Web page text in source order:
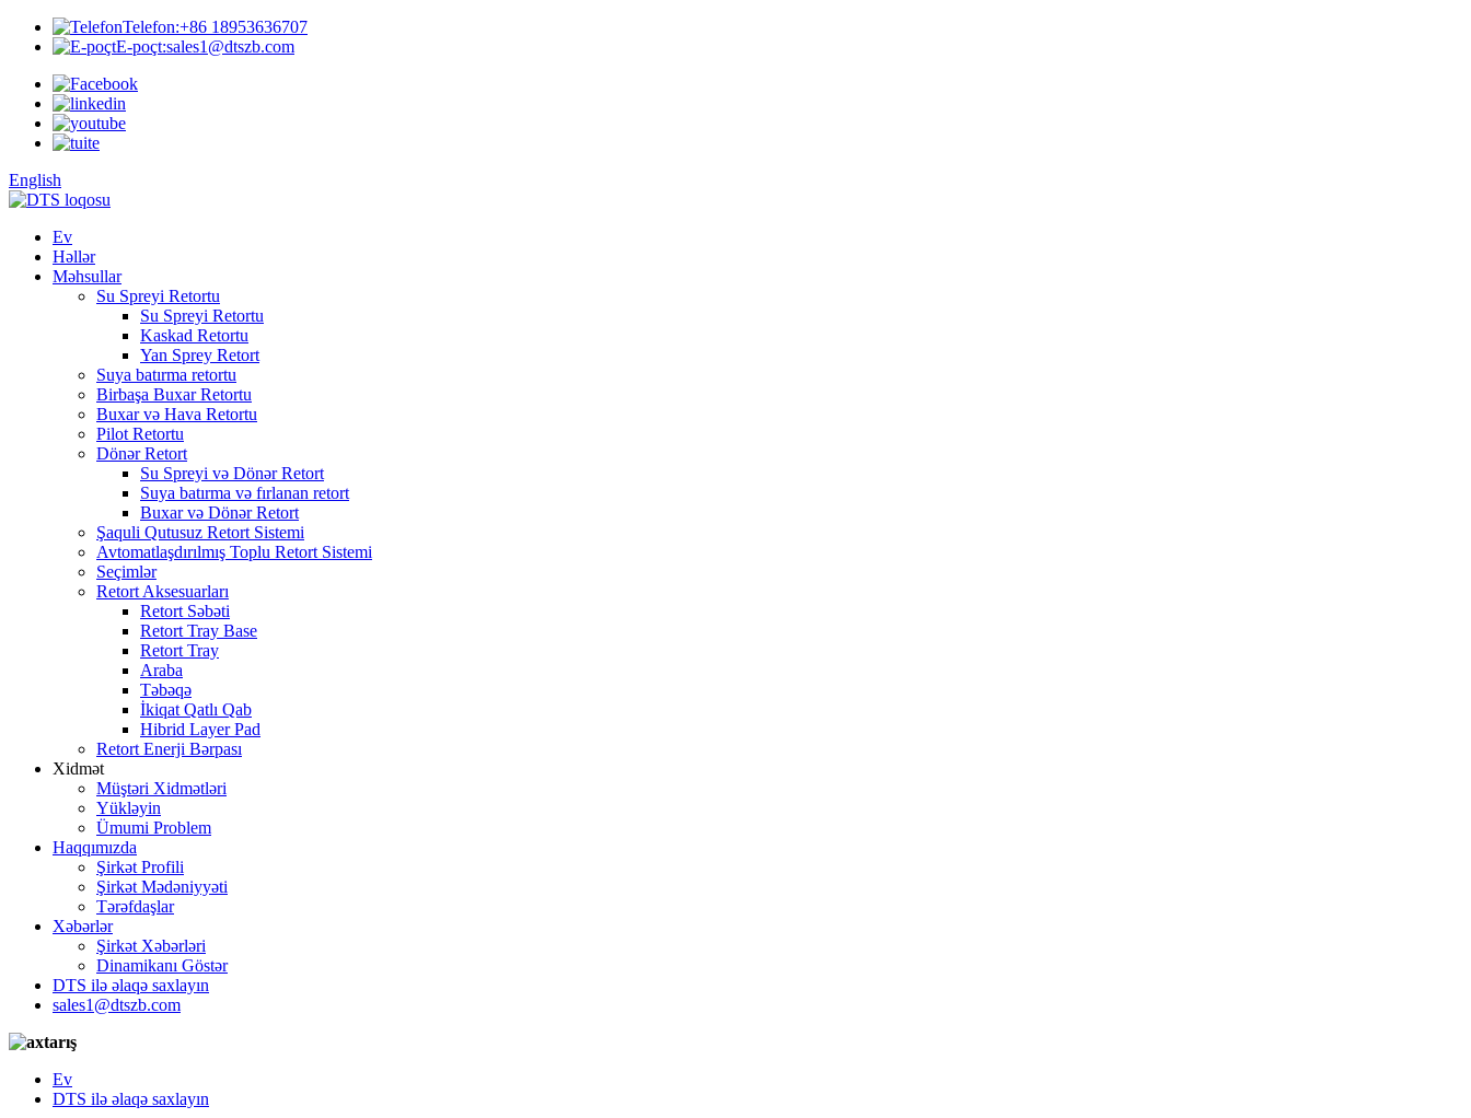
Telefon:+86 18953636707
E-poçt:sales1@dtszb.com
English
Ev
Həllər
Məhsullar
Su Spreyi Retortu
Su Spreyi Retortu
Kaskad Retortu
Yan Sprey Retort
Suya batırma retortu
Birbaşa Buxar Retortu
Buxar və Hava Retortu
Pilot Retortu
Dönər Retort
Su Spreyi və Dönər Retort
Suya batırma və fırlanan retort
Buxar və Dönər Retort
Şaquli Qutusuz Retort Sistemi
Avtomatlaşdırılmış Toplu Retort Sistemi
Seçimlər
Retort Aksesuarları
Retort Səbəti
Retort Tray Base
Retort Tray
Araba
Təbəqə
İkiqat Qatlı Qab
Hibrid Layer Pad
Retort Enerji Bərpası
Xidmət
Müştəri Xidmətləri
Yükləyin
Ümumi Problem
Haqqımızda
Şirkət Profili
Şirkət Mədəniyyəti
Tərəfdaşlar
Xəbərlər
Şirkət Xəbərləri
Dinamikanı Göstər
DTS ilə əlaqə saxlayın
sales1@dtszb.com
Ev
DTS ilə əlaqə saxlayın